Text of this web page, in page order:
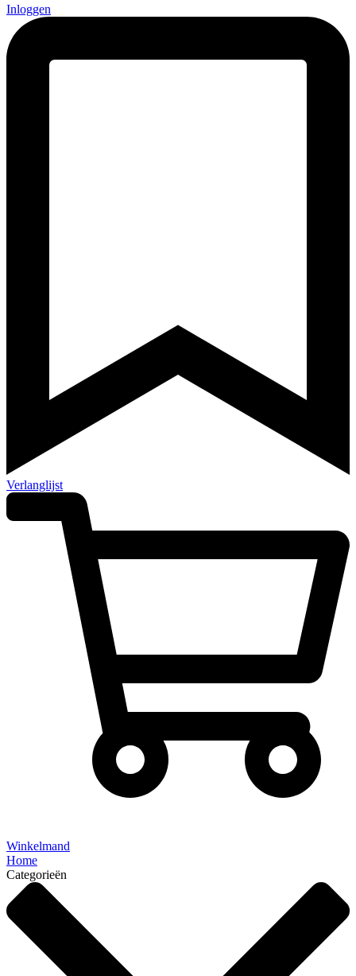
Inloggen
Verlanglijst
Winkelmand
Home
Categorieën